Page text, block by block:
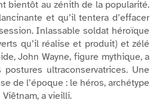
bientôt au zénith de la popularité.
et qu’il tentera d’effacer
Inlassable soldat héroïque
qu’il réalise et produit) et zélé
John Wayne, figure mythique, a
ultraconservatrices. Une
de l’époque : le héros, archétype
a vieilli.